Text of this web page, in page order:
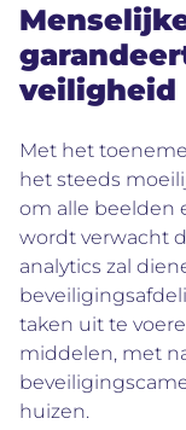
veiligheid
Met het
het steeds
om alle beelden
wordt verwacht
analytics zal
taken uit te
middelen, met
huizen.